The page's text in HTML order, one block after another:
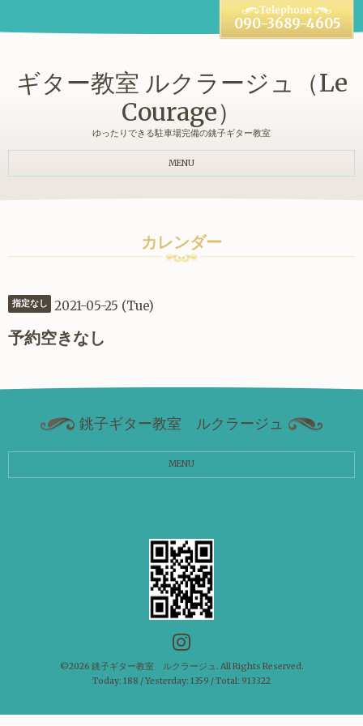
ギター教室 ルクラージュ（Le
Courage）
ゆったりできる駐車場完備の銚子ギター教室
090-3689-4605
MENU
カレンダー
指定なし 2021-05-25 (Tue)
予約空きなし
銚子ギター教室 ルクラージュ
MENU
©2026 銚子ギター教室 ルクラージュ . All Rights Reserved.
Today: 188 / Yesterday: 1359 / Total: 913322